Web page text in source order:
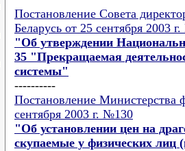
Постановление Совета
Беларусь от 25 сентября 2003
"Об утверждении
35 "Прекращаемая
системы"
----------
Постановление Министерства
сентября 2003 г. №130
"Об установлении цен на
скупаемые у физических лиц